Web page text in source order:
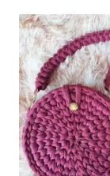
21?
VEJA
ESSES
DE
DOS